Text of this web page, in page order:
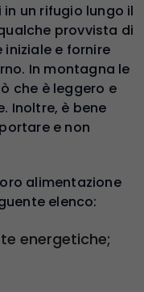
un rifugio lungo il
provvista di
e fornire
In montagna le
che è leggero e
Inoltre, è bene
e non
alimentazione
elenco:
energetiche;